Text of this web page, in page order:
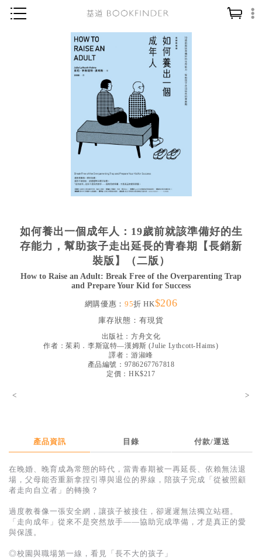
神學／教義
讀經／研經
教會歷史
靈修／禱告
教會事工
社會／倫理
哲學／宗教比較
見證／傳記
中文二手書
英文二手書
精選英文書
電子書
基道 Top 50
如何養出一個成年人：19歲前就該準備好的生
存能力，幫助孩子走出延長的青春期【長銷新
裝版】（二版）
How to Raise an Adult: Break Free of the Overparenting Trap
and Prepare Your Kid for Success
網購優惠： 95折 HK$206
庫存狀態： 有現貨
出版社： 方舟文化
作者：茱莉．李斯寇特—漢姆斯 (Julie Lythcott-Haims)
譯者： 游淑峰
產品編號：9786267767818
定價：HK$217
< >
產品資訊 目錄 付款/運送
在晚婚、晚育成為常態的時代，當青春期被一再延長、依賴無法退
場，父母能否重新拿捏引導與退位的界線，陪孩子完成「從被照顧
者走向自立者」的轉換？
過度教養像一張安全網，讓孩子被接住，卻遲遲無法獨立站穩。
「走向成年」從來不是突然放手——協助完成準備，才是真正的愛
與保護。
◎校園與職場第一線，看見「長不大的孩子」